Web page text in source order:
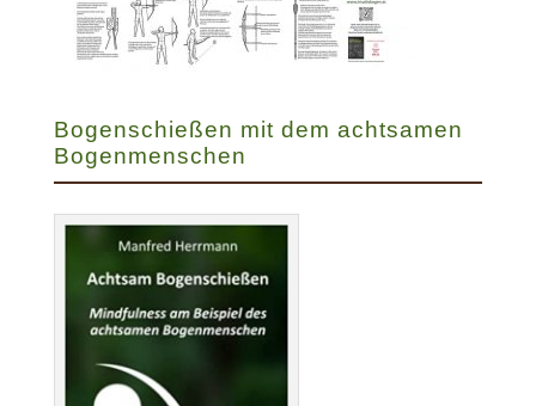
Bogenschießen mit dem achtsamen
Bogenmenschen